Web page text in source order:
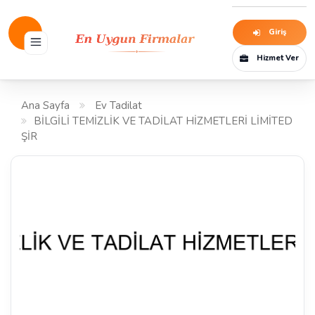
Giriş
Hizmet Ver
Ana Sayfa
Ev Tadilat
BİLGİLİ TEMİZLİK VE TADİLAT HİZMETLERİ LİMİTED
ŞİR